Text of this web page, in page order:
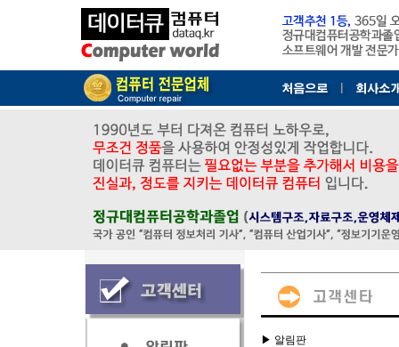
▶ 알림판